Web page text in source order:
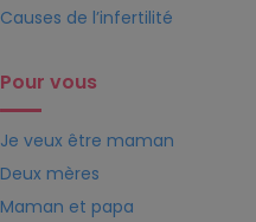
Causes de l’infertilité
Pour vous
Je veux être maman
Deux mères
Maman et papa